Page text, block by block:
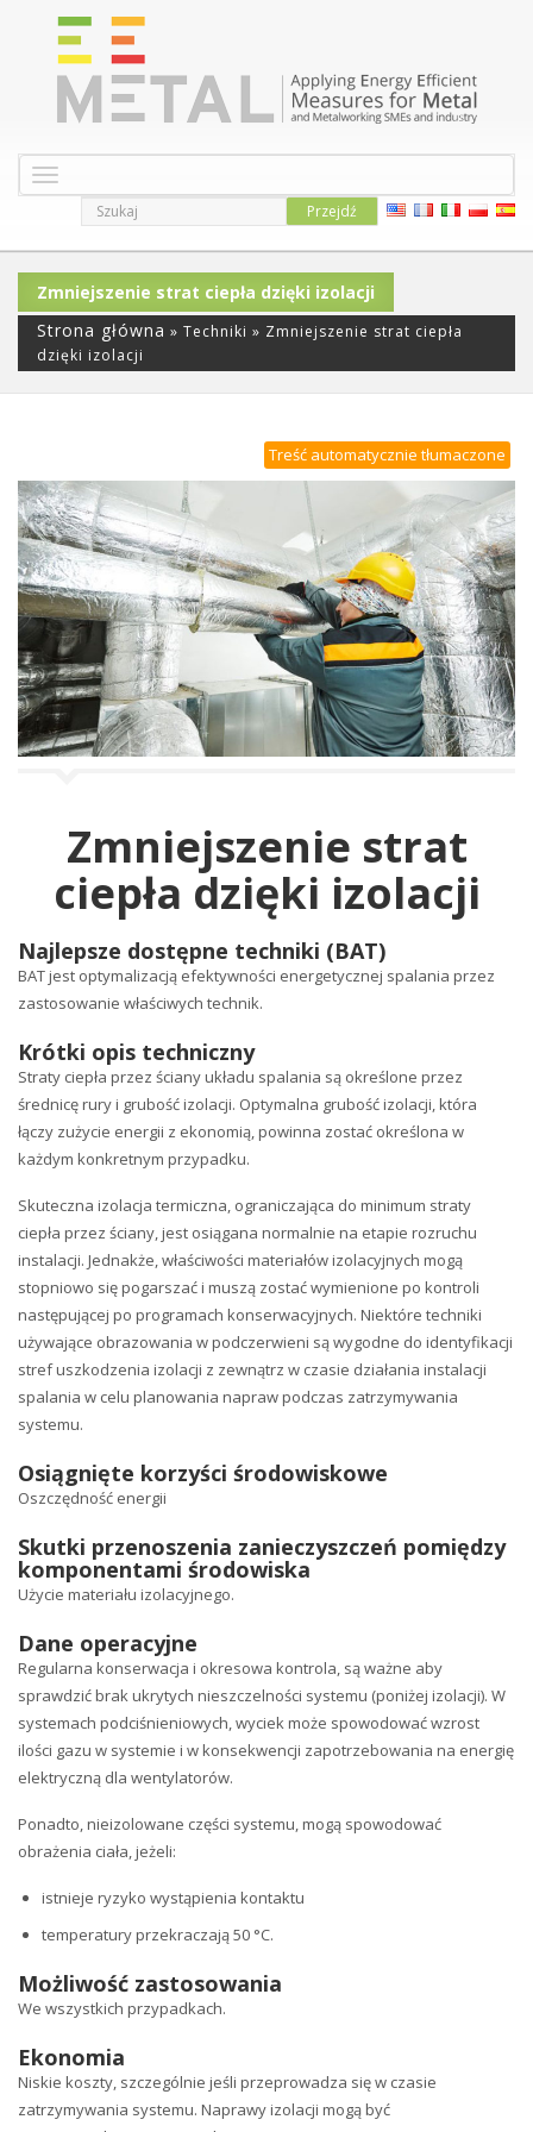
r
z
e
ł
ą
c
z
n
a
i
g
a
i
Zmniejszenie strat ciepła dzięki izolacji
Strona główna » Techniki » Zmniejszenie strat ciepła
dzięki izolacji
Treść automatycznie tłumaczone
Zmniejszenie strat
ciepła dzięki izolacji
Najlepsze dostępne techniki (BAT)
BAT jest optymalizacją efektywności energetycznej spalania przez
zastosowanie właściwych technik.
Krótki opis techniczny
Straty ciepła przez ściany układu spalania są określone przez
średnicę rury i grubość izolacji. Optymalna grubość izolacji, która
łączy zużycie energii z ekonomią, powinna zostać określona w
każdym konkretnym przypadku.
Skuteczna izolacja termiczna, ograniczająca do minimum straty
ciepła przez ściany, jest osiągana normalnie na etapie rozruchu
instalacji. Jednakże, właściwości materiałów izolacyjnych mogą
stopniowo się pogarszać i muszą zostać wymienione po kontroli
następującej po programach konserwacyjnych. Niektóre techniki
używające obrazowania w podczerwieni są wygodne do identyfikacji
stref uszkodzenia izolacji z zewnątrz w czasie działania instalacji
spalania w celu planowania napraw podczas zatrzymywania
systemu.
Osiągnięte korzyści środowiskowe
Oszczędność energii
Skutki przenoszenia zanieczyszczeń pomiędzy
komponentami środowiska
Użycie materiału izolacyjnego.
Dane operacyjne
Regularna konserwacja i okresowa kontrola, są ważne aby
sprawdzić brak ukrytych nieszczelności systemu (poniżej izolacji). W
systemach podciśnieniowych, wyciek może spowodować wzrost
ilości gazu w systemie i w konsekwencji zapotrzebowania na energię
elektryczną dla wentylatorów.
Ponadto, nieizolowane części systemu, mogą spowodować
obrażenia ciała, jeżeli:
istnieje ryzyko wystąpienia kontaktu
temperatury przekraczają 50 °C.
Możliwość zastosowania
We wszystkich przypadkach.
Ekonomia
Niskie koszty, szczególnie jeśli przeprowadza się w czasie
zatrzymywania systemu. Naprawy izolacji mogą być